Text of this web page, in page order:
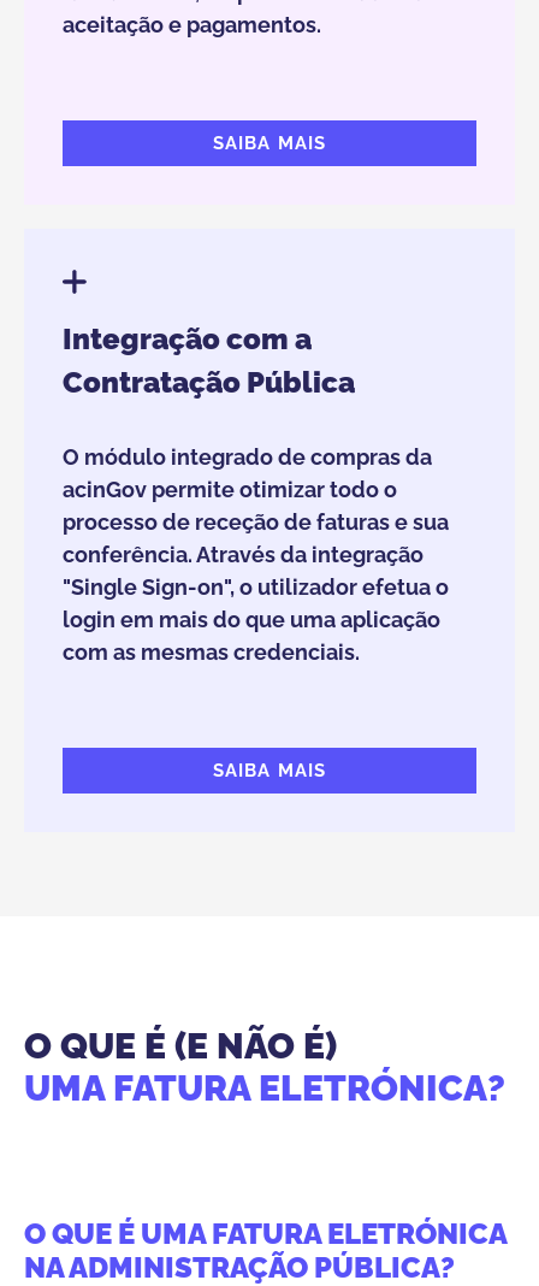
aceitação e pagamentos.
SAIBA MAIS
Integração com a
Contratação Pública
O módulo integrado de compras da
acinGov permite otimizar todo o
processo de receção de faturas e sua
conferência. Através da integração
"Single Sign-on", o utilizador efetua o
login em mais do que uma aplicação
com as mesmas credenciais.
SAIBA MAIS
O QUE É (E NÃO É)
UMA FATURA ELETRÓNICA?
O QUE É UMA FATURA ELETRÓNICA
NA ADMINISTRAÇÃO PÚBLICA?